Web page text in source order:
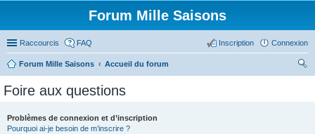
Forum Mille Saisons
Raccourcis FAQ Connexion
Inscription
Forum Mille Saisons
Accueil du forum
Foire aux questions
Problèmes de connexion et d’inscription
Pourquoi ai-je besoin de m’inscrire ?